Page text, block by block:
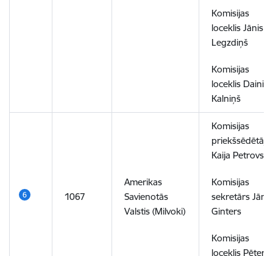
Komisijas
loceklis Jānis
Legzdiņš
Komisijas
loceklis Dainis
Kalniņš
1067
Amerikas
Savienotās
Valstis (Milvoki)
Komisijas
priekšsēdētāja
Kaija Petrovska
Komisijas
sekretārs Jānis
Ginters
Komisijas
loceklis Pēteris